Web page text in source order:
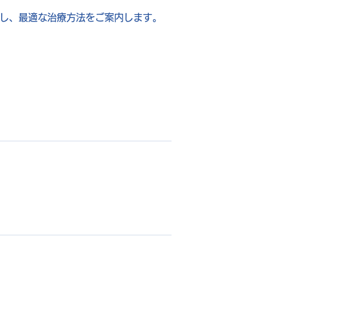
、最適な治療方法をご案内します。